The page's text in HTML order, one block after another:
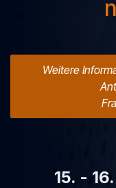
Weitere
15. -